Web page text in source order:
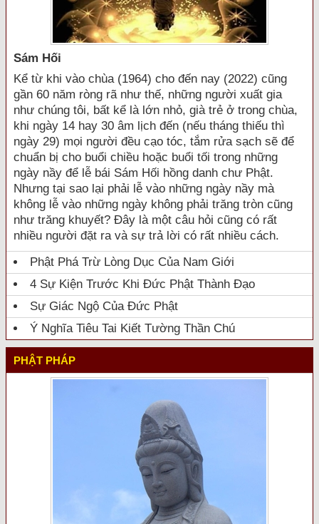
Sám Hối
Kể từ khi vào chùa (1964) cho đến nay (2022) cũng
gần 60 năm ròng rã như thế, những người xuất gia
như chúng tôi, bất kể là lớn nhỏ, già trẻ ở trong chùa,
khi ngày 14 hay 30 âm lịch đến (nếu tháng thiếu thì
ngày 29) mọi người đều cạo tóc, tắm rửa sạch sẽ để
chuẩn bị cho buổi chiều hoặc buổi tối trong những
ngày nầy để lễ bái Sám Hối hồng danh chư Phật.
Nhưng tại sao lại phải lễ vào những ngày nầy mà
không lễ vào những ngày không phải trăng tròn cũng
như trăng khuyết? Đây là một câu hỏi cũng có rất
nhiều người đặt ra và sự trả lời có rất nhiều cách.
Phật Phá Trừ Lòng Dục Của Nam Giới
4 Sự Kiện Trước Khi Đức Phật Thành Đạo
Sự Giác Ngộ Của Đức Phật
Ý Nghĩa Tiêu Tai Kiết Tường Thần Chú
PHẬT PHÁP